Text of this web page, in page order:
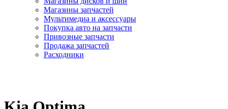
Магазины запчастей
Мультимедиа и аксессуары
Покупка авто на запчасти
Привозные запчасти
Продажа запчастей
Расходники